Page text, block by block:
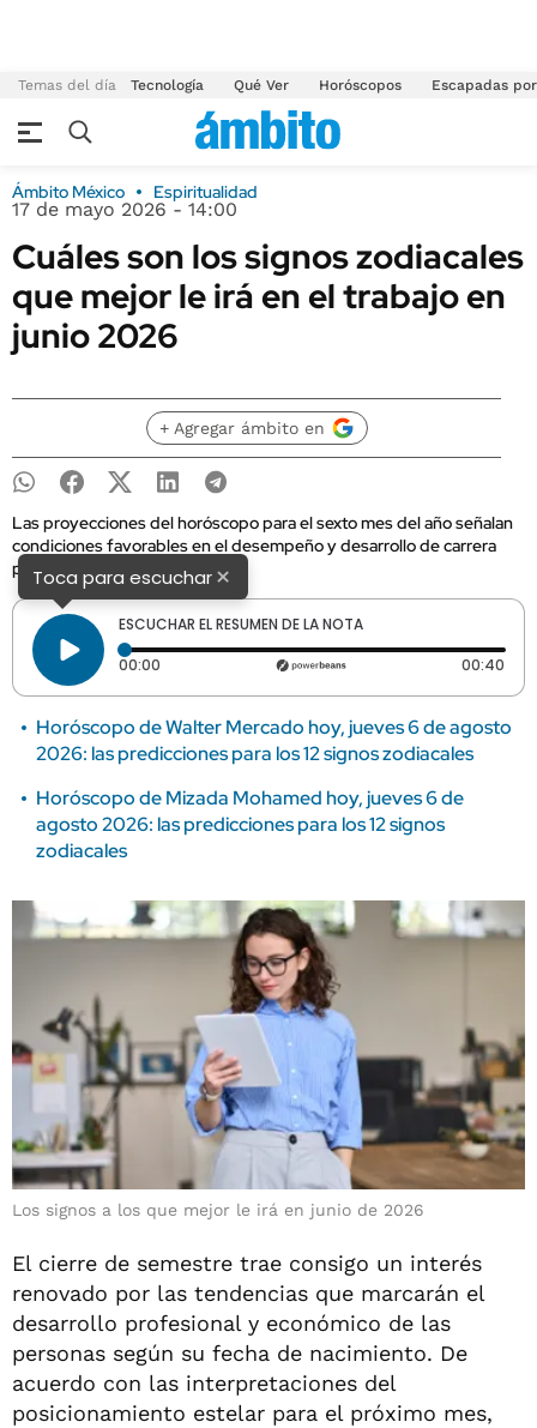
Temas del día Tecnología Qué Ver Horóscopos Escapadas
Ámbito México Espiritualidad
17 de mayo 2026 - 14:00
Cuáles son los signos zodiacales
que mejor le irá en el trabajo en
junio 2026
+ Agregar ámbito en
Las proyecciones del horóscopo para el sexto mes del año señalan
condiciones favorables en el desempeño y desarrollo de carrera
para determinados sectores.
Toca para escuchar×
ESCUCHAR EL RESUMEN DE LA NOTA
00:00 Tiempo transcurrido: 0 segundos 00:40
Horóscopo de Walter Mercado hoy, jueves 6 de agosto
2026: las predicciones para los 12 signos zodiacales
Horóscopo de Mizada Mohamed hoy, jueves 6 de
agosto 2026: las predicciones para los 12 signos
zodiacales
Los signos a los que mejor le irá en junio de 2026
El cierre de semestre trae consigo un interés
renovado por las tendencias que marcarán el
desarrollo profesional y económico de las
personas según su fecha de nacimiento. De
acuerdo con las interpretaciones del
posicionamiento estelar para el próximo mes,